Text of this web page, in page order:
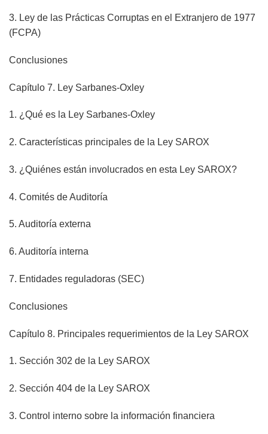
3. Ley de las Prácticas Corruptas en el Extranjero de 1977
(FCPA)
Conclusiones
Capítulo 7. Ley Sarbanes-Oxley
1. ¿Qué es la Ley Sarbanes-Oxley
2. Características principales de la Ley SAROX
3. ¿Quiénes están involucrados en esta Ley SAROX?
4. Comités de Auditoría
5. Auditoría externa
6. Auditoría interna
7. Entidades reguladoras (SEC)
Conclusiones
Capítulo 8. Principales requerimientos de la Ley SAROX
1. Sección 302 de la Ley SAROX
2. Sección 404 de la Ley SAROX
3. Control interno sobre la información financiera